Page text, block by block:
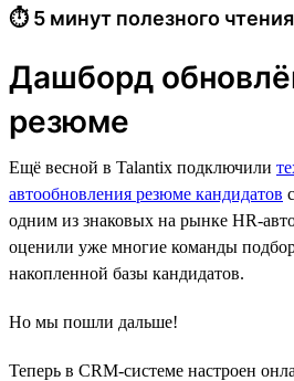
⏱ 5 минут полезного чтения
Дашборд
резюме
Ещё весной в Talantix подключили
автообновления резюме кандидатов
одним из знаковых на рынке HR-
оценили уже многие команды
накопленной базы кандидатов.
Но мы пошли дальше!
Теперь в CRM-системе настроен